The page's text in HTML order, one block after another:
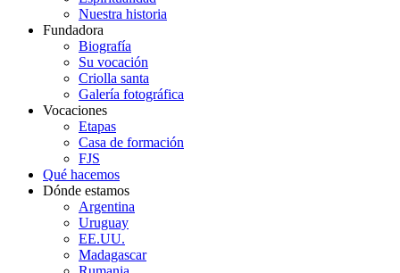
Nuestra historia
Fundadora
Biografía
Su vocación
Criolla santa
Galería fotográfica
Vocaciones
Etapas
Casa de formación
FJS
Qué hacemos
Dónde estamos
Argentina
Uruguay
EE.UU.
Madagascar